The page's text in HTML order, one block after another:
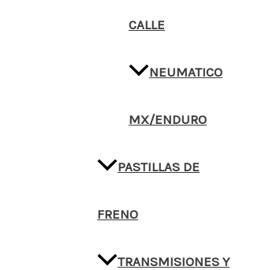
CALLE
NEUMATICO
MX/ENDURO
PASTILLAS DE
FRENO
TRANSMISIONES Y